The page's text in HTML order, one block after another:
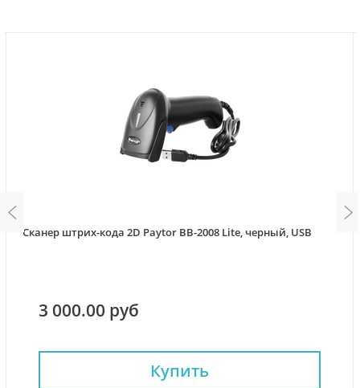
Сканер штрих-кода 2D Paytor BB-2008 Lite, черный, USB
3 000.00 руб
Купить